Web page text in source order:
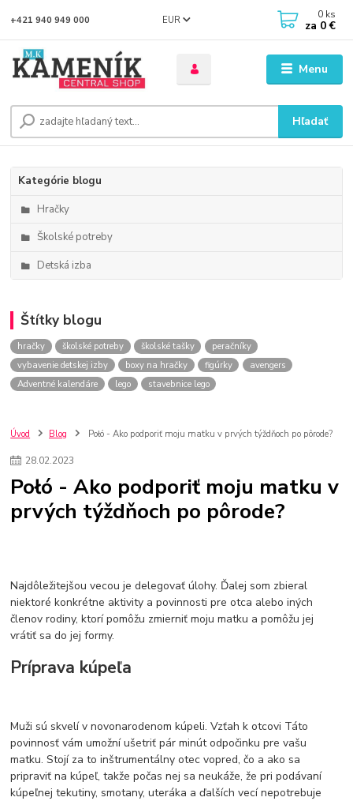
Menu
EUR
Hľadať
+421 940 949 000 0 ks
za 0 €
Kategórie blogu
Hračky
Školské potreby
Detská izba
Štítky blogu
hračky školské potreby školské tašky
peračníky
vybavenie detskej izby
boxy na hračky figúrky
avengers
Adventné kalendáre
lego stavebnice lego
Úvod Blog Połó - Ako podporiť moju matku v prvých týždňoch po pôrode?
28.02.2023
Połó - Ako podporiť moju matku v
prvých týždňoch po pôrode?
Najdôležitejšou vecou je delegovať úlohy. Ďalej som zbieral
niektoré konkrétne aktivity a povinnosti pre otca alebo iných
členov rodiny, ktorí pomôžu zmierniť moju matku a pomôžu jej
vrátiť sa do jej formy.
Príprava kúpeľa
Muži sú skvelí v novonarodenom kúpeli. Vzťah k otcovi Táto
povinnosť vám umožní ušetriť pár minút odpočinku pre vašu
matku. Stojí za to inštrumentálny otec vopred, čo a ako sa
pripraviť na kúpeľ, takže počas nej sa neukáže, že pri podávaní
kúpeľnej tekutiny, smotany, uteráka a ďalších vecí nepotrebuje